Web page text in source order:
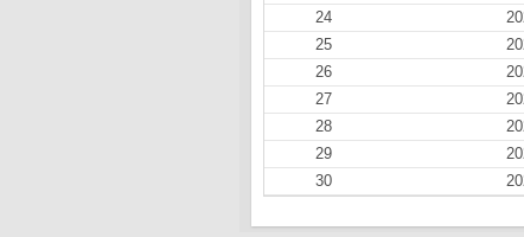
24
25
26
27
28
29
30